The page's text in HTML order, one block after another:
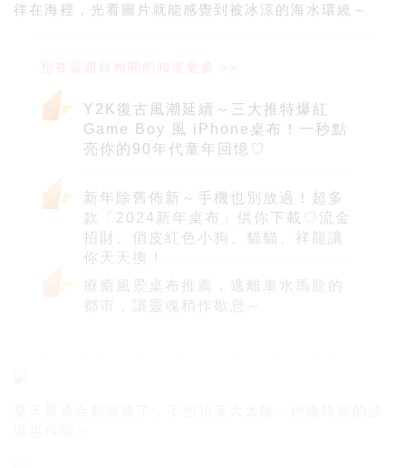
徉在海裡，光看圖片就能感覺到被冰涼的海水環繞～
Y2K復古風潮延續～三大推特爆紅
Game Boy 風 iPhone桌布！一秒點
亮你的90年代童年回憶♡
新年除舊佈新～手機也別放過！超多
款「2024新年桌布」供你下載♡流金
招財、俏皮紅色小狗、貓貓、祥龍讓
你天天換！
療癒風景桌布推薦，逃離車水馬龍的
都市，讓靈魂稍作歇息～